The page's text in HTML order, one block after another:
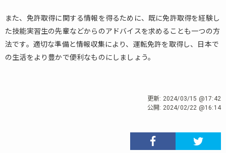
また、免許取得に関する情報を得るために、既に免許取得を経験し
た技能実習生の先輩などからのアドバイスを求めることも一つの方
法です。適切な準備と情報収集により、運転免許を取得し、日本で
の生活をより豊かで便利なものにしましょう。
更新: 2024/03/15 @17:42
公開: 2024/02/22 @16:14